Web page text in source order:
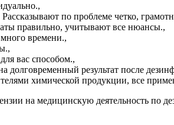
по проблеме четко,
правильно, учитывают все нюансы.,
времени.,
вас способом.,
долговременный результат после
химической продукции, все
на медицинскую деятельность по